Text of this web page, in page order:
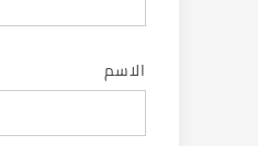
الاسم